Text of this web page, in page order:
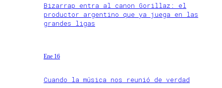
Bizarrap entra al canon Gorillaz: el
productor argentino que ya juega en las
grandes ligas
Ene 16
Cuando la música nos reunió de verdad